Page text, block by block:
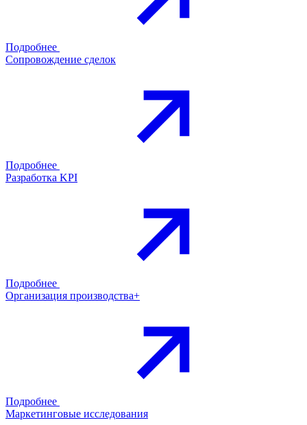
Подробнее
Сопровождение сделок
Подробнее
Разработка KPI
Подробнее
Организация производства+
Подробнее
Маркетинговые исследования